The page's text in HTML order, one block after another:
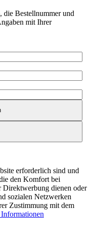
die Bestellnummer und
mit Ihrer
erforderlich sind und
den Komfort bei
Direktwerbung dienen oder
sozialen Netzwerken
Zustimmung mit dem